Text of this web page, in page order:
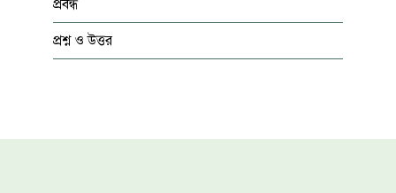
প্রবন্ধ
প্রশ্ন ও উত্তর